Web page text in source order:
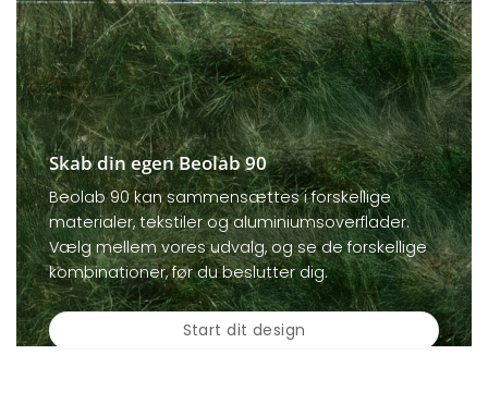
Skab din egen Beolab 90
Beolab 90 kan sammensættes i forskellige
materialer, tekstiler og aluminiumsoverflader.
Vælg mellem vores udvalg, og se de forskellige
kombinationer, før du beslutter dig.
Start dit design